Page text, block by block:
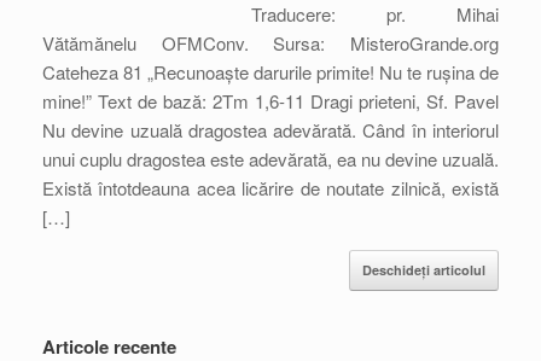
Traducere: pr. Mihai
Vătămănelu OFMConv. Sursa: MisteroGrande.org
Cateheza 81 „Recunoaște darurile primite! Nu te rușina de
mine!” Text de bază: 2Tm 1,6-11 Dragi prieteni, Sf. Pavel
Nu devine uzuală dragostea adevărată. Când în interiorul
unui cuplu dragostea este adevărată, ea nu devine uzuală.
Există întotdeauna acea licărire de noutate zilnică, există
[…]
Deschideți articolul
Articole recente